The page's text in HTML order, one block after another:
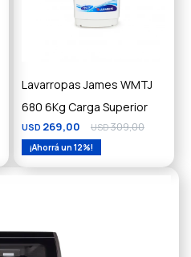
Lavarropas James WMTJ
680 6Kg Carga Superior
USD 269,00 USD309,00
12